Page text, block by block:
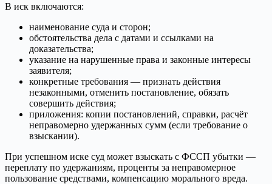
В иск включаются:
наименование суда и сторон;
обстоятельства дела с датами и ссылками на
доказательства;
указание на нарушенные права и законные интересы
заявителя;
конкретные требования — признать действия
незаконными, отменить постановление, обязать
совершить действия;
приложения: копии постановлений, справки, расчёт
неправомерно удержанных сумм (если требование о
взыскании).
При успешном иске суд может взыскать с ФССП убытки —
переплату по удержаниям, проценты за неправомерное
пользование средствами, компенсацию морального вреда.